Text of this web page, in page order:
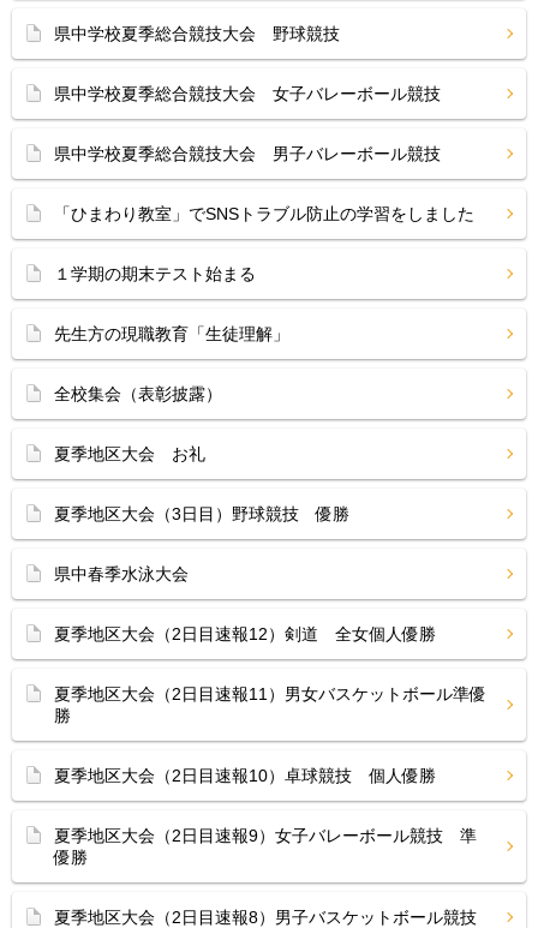
県中学校夏季総合競技大会 野球競技
県中学校夏季総合競技大会 女子バレーボール競技
県中学校夏季総合競技大会 男子バレーボール競技
「ひまわり教室」でSNSトラブル防止の学習をしました
１学期の期末テスト始まる
先生方の現職教育「生徒理解」
全校集会（表彰披露）
夏季地区大会 お礼
夏季地区大会（3日目）野球競技 優勝
県中春季水泳大会
夏季地区大会（2日目速報12）剣道 全女個人優勝
夏季地区大会（2日目速報11）男女バスケットボール準優
勝
夏季地区大会（2日目速報10）卓球競技 個人優勝
夏季地区大会（2日目速報9）女子バレーボール競技 準
優勝
夏季地区大会（2日目速報8）男子バスケットボール競技